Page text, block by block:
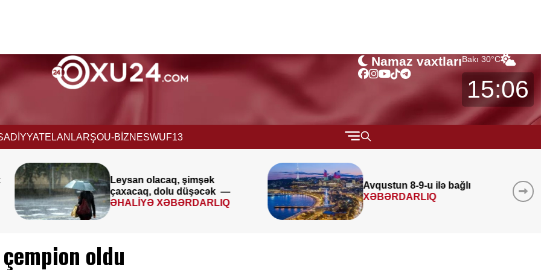
Namaz vaxtlarıBakı 30°C
15:06
ELANLARŞOU-BİZNESWUF13
MÜSAHİBƏ
MARAQLI
Avqustun 8-9-u ilə bağlı
XƏBƏRDARLIQ
Azad edilmiş ərazilərində 340
layihəicra edilib
oldu